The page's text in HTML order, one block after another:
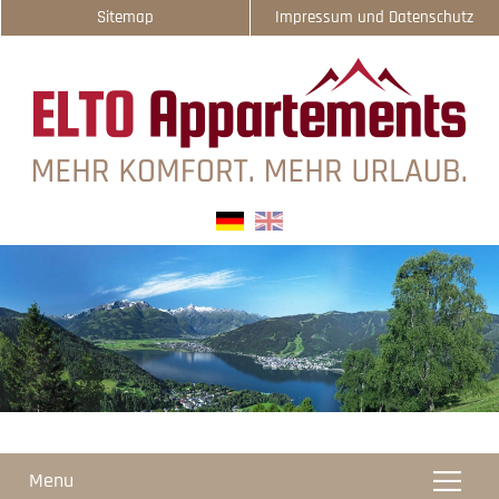
Sitemap Impressum und Datenschutz